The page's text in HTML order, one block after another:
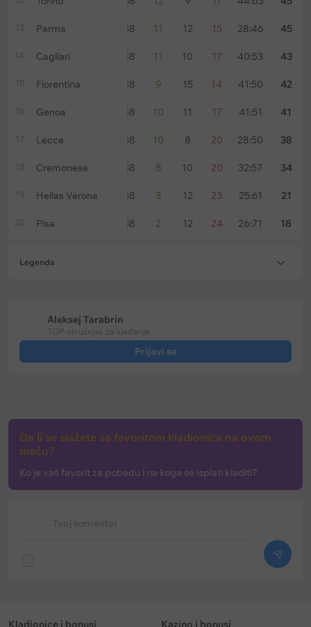
13 Parma 38 11 12 15 28:46 45
14 Cagliari 38 11 10 17 40:53 43
15 Fiorentina 38 9 15 14 41:50 42
16 Genoa 38 10 11 17 41:51 41
17 Lecce 38 10 8 20 28:50 38
18 Cremonese 38 8 10 20 32:57 34
19 Hellas Verona 38 3 12 23 25:61 21
20 Pisa 38 2 12 24 26:71 18
Legenda
Aleksej Tarabrin
TOP-stručnjak za klađenje
Prijavi se
Tvoj komentar
Da li se slažete sa favoritom kladionica na ovom
meču?
Ko je vaš favorit za pobedu i na koga se isplati kladiti?
Kladionice i bonusi
Kazino i bonusi